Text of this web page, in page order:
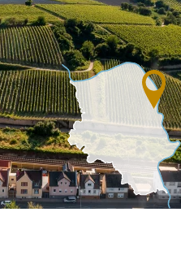
& culture
Book
experiences